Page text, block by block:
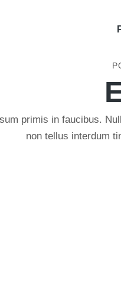
primis in faucibus.
non tellus interdum